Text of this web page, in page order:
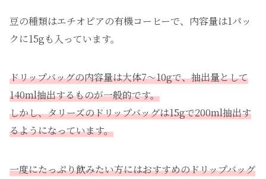
豆の種類はエチオピアの有機コーヒーで、内容量は1パッ
クに15gも入っています。
ドリップバッグの内容量は大体7〜10gで、抽出量として
140ml抽出するものが一般的です。
しかし、タリーズのドリップバッグは15gで200ml抽出す
るようになっています。
一度にたっぷり飲みたい方にはおすすめのドリップバッグ